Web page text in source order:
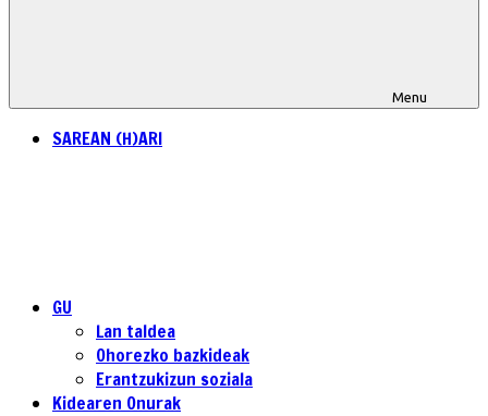
Menu
SAREAN (H)ARI
GU
Lan taldea
Ohorezko bazkideak
Erantzukizun soziala
Kidearen Onurak